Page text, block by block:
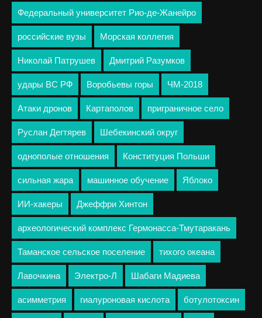
Федеральный университет Рио-де-Жанейро
российские вузы Морская коллегия
Николай Патрушев Дмитрий Разумков
удары ВС РФ Воробьевы горы ЧМ-2018
Атаки дронов Картаполов приграничное село
Руслан Дегтярев Шебекинский округ
однополые отношения Конституция Польши
сильная жара машинное обучение Яблоко
ИИ-хакеры Джеффри Хинтон
археологический комплекс Гермонасса-Тмутаракань
Таманское сельское поселение тихого океана
Лавочкина Электро-Л Шабаги Мадиева
асимметрия гиалуроновая кислота ботулотоксин